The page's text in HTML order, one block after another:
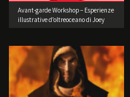
Avant-garde Workshop – Esperienze
illustrative d’oltreoceano di Joey